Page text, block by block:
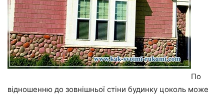
По
відношенню до зовнішньої стіни будинку цоколь може